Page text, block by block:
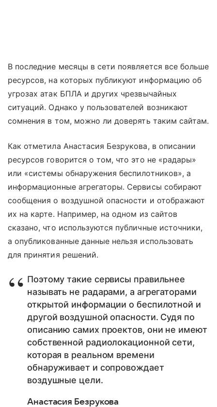
В последние месяцы в сети появляется все больше
ресурсов, на которых публикуют информацию об
угрозах атак БПЛА и других чрезвычайных
ситуаций. Однако у пользователей возникают
сомнения в том, можно ли доверять таким сайтам.
Как отметила Анастасия Безрукова, в описании
ресурсов говорится о том, что это не «радары»
или «системы обнаружения беспилотников», а
информационные агрегаторы. Сервисы собирают
сообщения о воздушной опасности и отображают
их на карте. Например, на одном из сайтов
сказано, что используются публичные источники,
а опубликованные данные нельзя использовать
для принятия решений.
Поэтому такие сервисы правильнее
называть не радарами, а агрегаторами
открытой информации о беспилотной и
другой воздушной опасности. Судя по
описанию самих проектов, они не имеют
собственной радиолокационной сети,
которая в реальном времени
обнаруживает и сопровождает
воздушные цели.
Анастасия Безрукова